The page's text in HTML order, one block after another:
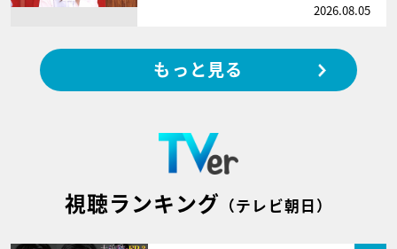
2026.08.05
もっと見る
視聴ランキング （テレビ朝日）